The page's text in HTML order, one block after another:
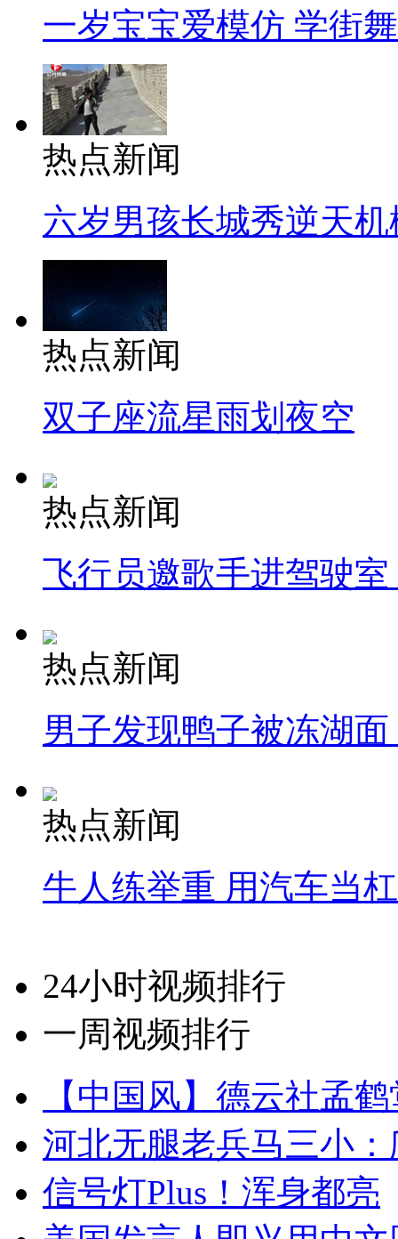
一岁宝宝爱模仿 学街
热点新闻
六岁男孩长城秀逆天机
热点新闻
双子座流星雨划夜空
热点新闻
飞行员邀歌手进驾驶
热点新闻
男子发现鸭子被冻湖
热点新闻
牛人练举重 用汽车当
24小时视频排行
一周视频排行
【中国风】德云社孟
河北无腿老兵马三小
信号灯Plus！浑身都亮